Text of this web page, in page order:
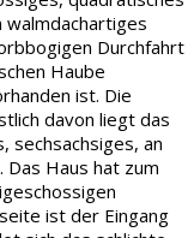
walmdachartiges
Durchfahrt
Haube
ist. Die
davon liegt das
sechsachsiges, an
Das Haus hat zum
ist der Eingang